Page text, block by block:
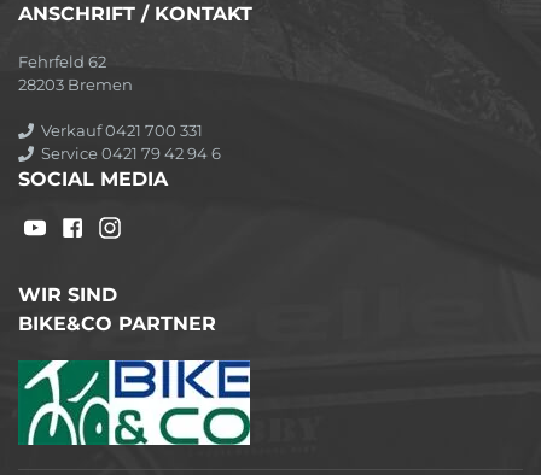
ANSCHRIFT / KONTAKT
Fehrfeld 62
28203 Bremen
Verkauf 0421 700 331
Service 0421 79 42 94 6
SOCIAL MEDIA
WIR SIND
BIKE&CO PARTNER